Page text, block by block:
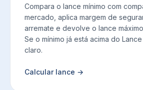
Compara o lance mínimo com
mercado, aplica margem de
arremate e devolve o lance
Se o mínimo já está acima do
claro.
Calcular lance →